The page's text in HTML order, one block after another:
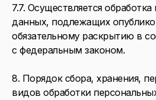
7.7. Осуществляется
данных, подлежащих
обязательному раскрытию в
с федеральным законом.
8. Порядок сбора, хранения,
видов обработки